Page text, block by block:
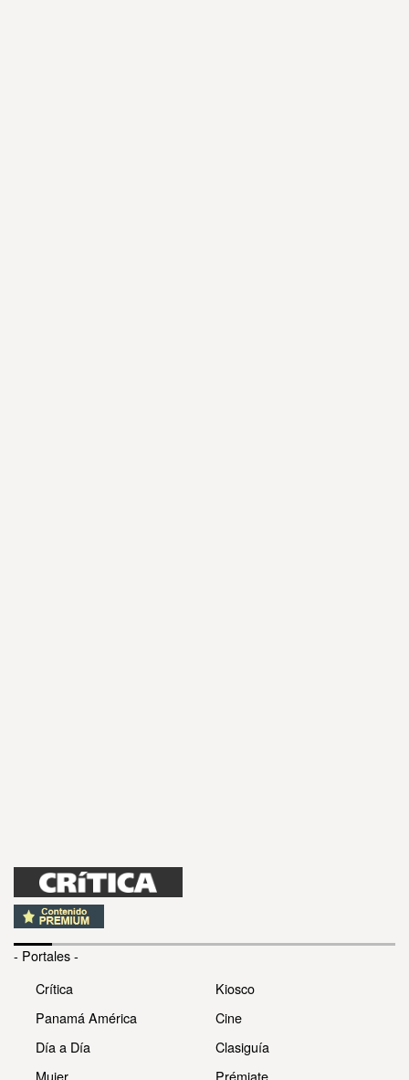
- Portales -
Crítica
Panamá América
Día a Día
Mujer
Kiosco
Cine
Clasiguía
Prémiate